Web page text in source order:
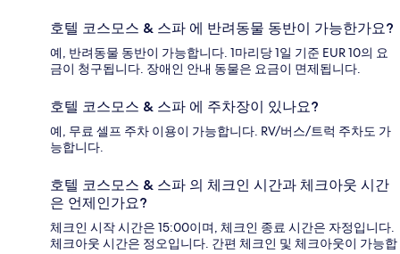
호텔 코스모스 & 스파 에 반려동물 동반이 가능한가요?
예, 반려동물 동반이 가능합니다. 1마리당 1일 기준 EUR 10의 요
금이 청구됩니다. 장애인 안내 동물은 요금이 면제됩니다.
호텔 코스모스 & 스파 에 주차장이 있나요?
예, 무료 셀프 주차 이용이 가능합니다. RV/버스/트럭 주차도 가
능합니다.
호텔 코스모스 & 스파 의 체크인 시간과 체크아웃 시간
은 언제인가요?
체크인 시작 시간은 15:00이며, 체크인 종료 시간은 자정입니다.
체크아웃 시간은 정오입니다. 간편 체크인 및 체크아웃이 가능합